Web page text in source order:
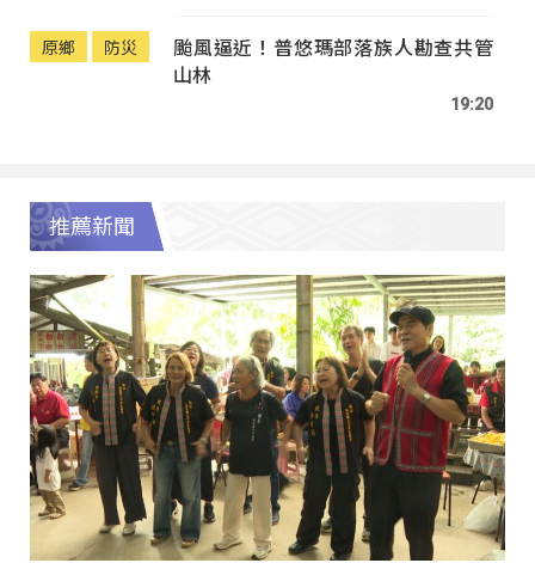
原鄉 防災
颱風逼近！普悠瑪部落族人勘查共管
山林
19:20
推薦新聞